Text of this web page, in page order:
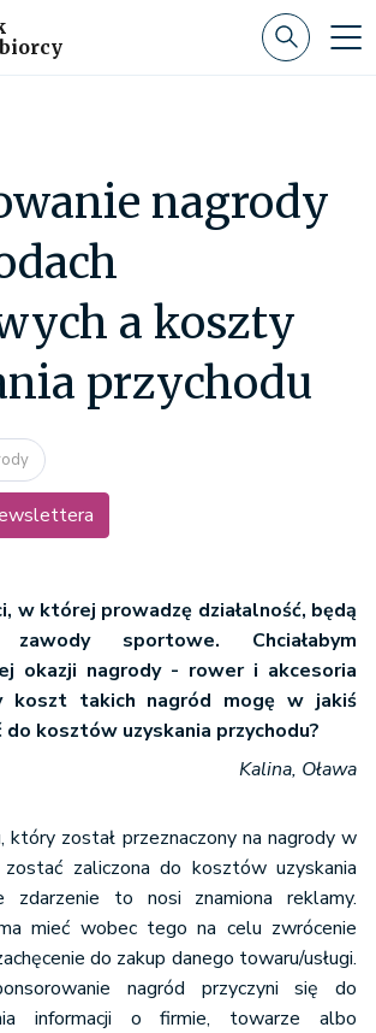
nagrody
a koszty
przychodu
w której prowadzę działalność, będą
zawody sportowe. Chciałabym
okazji nagrody - rower i akcesoria
koszt takich nagród mogę w jakiś
kosztów uzyskania przychodu?
Kalina, Oława
został przeznaczony na nagrody w
zostać zaliczona do kosztów uzyskania
zdarzenie to nosi znamiona reklamy.
mieć wobec tego na celu zwrócenie
do zakup danego towaru/usługi.
nagród przyczyni się do
informacji o firmie, towarze albo